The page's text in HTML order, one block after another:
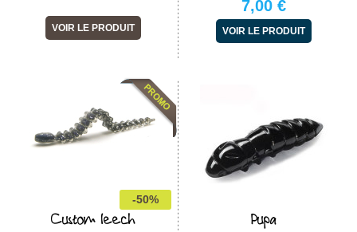
VOIR LE PRODUIT
7,00 €
VOIR LE PRODUIT
-50%
Custom leech Pupa